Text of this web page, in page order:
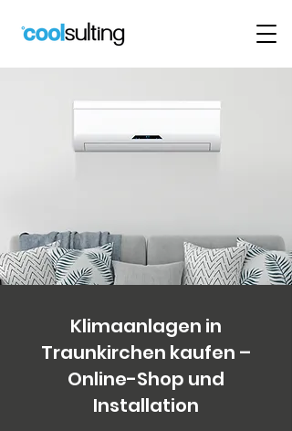
Klimaanlagen in
Traunkirchen kaufen –
Online-Shop und
Installation